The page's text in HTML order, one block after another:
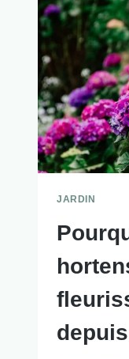
JARDIN